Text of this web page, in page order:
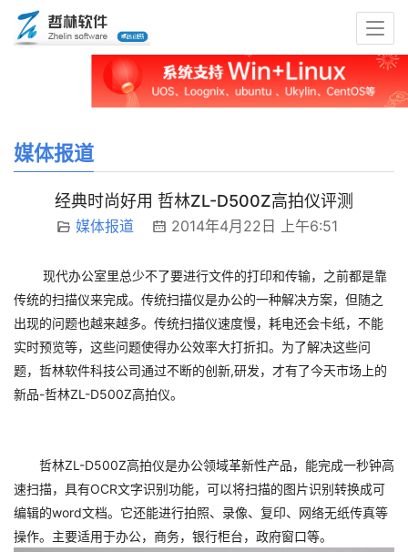
媒体报道
经典时尚好用 哲林ZL-D500Z高拍仪评测
媒体报道 2014年4月22日 上午6:51
现代办公室里总少不了要进行文件的打印和传输，之前都是靠
传统的扫描仪来完成。传统扫描仪是办公的一种解决方案，但随之
出现的问题也越来越多。传统扫描仪速度慢，耗电还会卡纸，不能
实时预览等，这些问题使得办公效率大打折扣。为了解决这些问
题，哲林软件科技公司通过不断的创新,研发，才有了今天市场上的
新品-哲林ZL-D500Z高拍仪。
哲林ZL-D500Z高拍仪是办公领域革新性产品，能完成一秒钟高
速扫描，具有OCR文字识别功能，可以将扫描的图片识别转换成可
编辑的word文档。它还能进行拍照、录像、复印、网络无纸传真等
操作。主要适用于办公，商务，银行柜台，政府窗口等。